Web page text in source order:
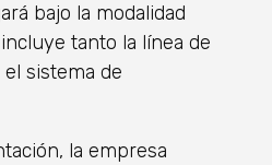
bajo la modalidad
tanto la línea de
sistema de
la empresa